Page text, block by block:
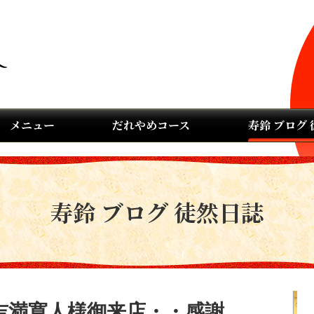
メニュー だれやめコース 寿鈴 ブログ
寿鈴 ブログ 徒然日誌